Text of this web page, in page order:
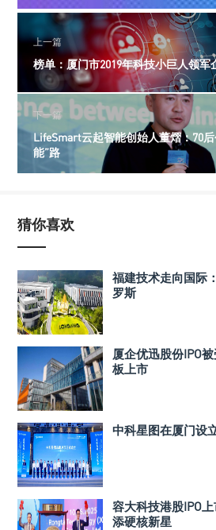
上一篇
榜单：厦门市2019年科技小巨人领军
下一篇
LifeSmart云起智能创始人董熠：70
能”路
猜你喜欢
福建技术走向国际
罗斯
厦企优迅股份IPO
板上市
中科星图在厦门设
容大科技港股IPO
添硬核新星